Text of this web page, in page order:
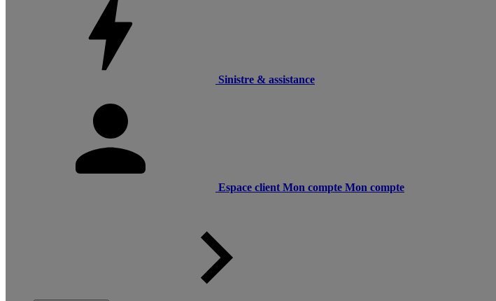
Sinistre & assistance
Espace client Mon compte Mon compte